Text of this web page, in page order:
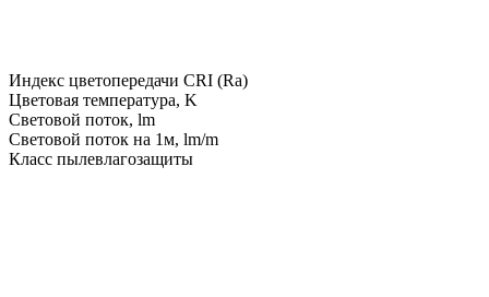
Индекс цветопередачи CRI (Ra)
Цветовая температура, K
Световой поток, lm
Световой поток на 1м, lm/m
Класс пылевлагозащиты